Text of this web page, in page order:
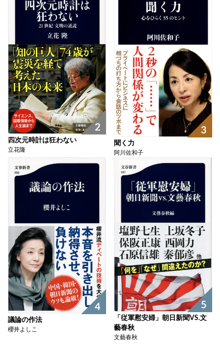
2
四次元時計は狂わない
立花隆
3
聞く力
阿川佐和子
4
議論の作法
櫻井よしこ
5
「従軍慰安婦」朝日新聞VS.文
藝春秋
文藝春秋